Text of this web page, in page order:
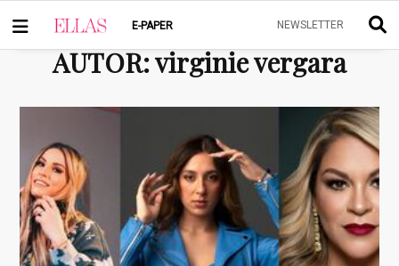
E-PAPER NEWSLETTER
AUTOR:virginie vergara